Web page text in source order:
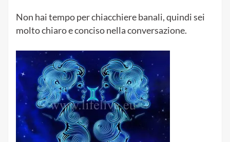
Non hai tempo per chiacchiere banali, quindi sei
molto chiaro e conciso nella conversazione.